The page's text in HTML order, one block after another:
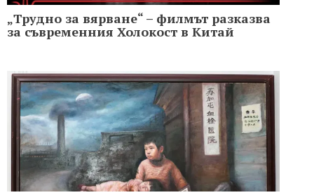
„Трудно за вярване“ – филмът разказва
за съвременния Холoкост в Китай